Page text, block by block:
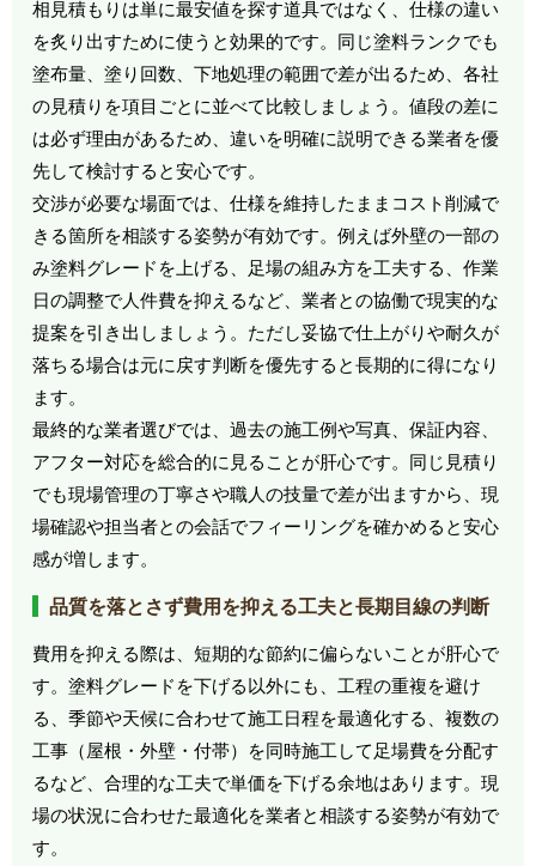
相見積もりは単に最安値を探す道具ではなく、仕様の違い
を炙り出すために使うと効果的です。同じ塗料ランクでも
塗布量、塗り回数、下地処理の範囲で差が出るため、各社
の見積りを項目ごとに並べて比較しましょう。値段の差に
は必ず理由があるため、違いを明確に説明できる業者を優
先して検討すると安心です。
交渉が必要な場面では、仕様を維持したままコスト削減で
きる箇所を相談する姿勢が有効です。例えば外壁の一部の
み塗料グレードを上げる、足場の組み方を工夫する、作業
日の調整で人件費を抑えるなど、業者との協働で現実的な
提案を引き出しましょう。ただし妥協で仕上がりや耐久が
落ちる場合は元に戻す判断を優先すると長期的に得になり
ます。
最終的な業者選びでは、過去の施工例や写真、保証内容、
アフター対応を総合的に見ることが肝心です。同じ見積り
でも現場管理の丁寧さや職人の技量で差が出ますから、現
場確認や担当者との会話でフィーリングを確かめると安心
感が増します。
品質を落とさず費用を抑える工夫と長期目線の判断
費用を抑える際は、短期的な節約に偏らないことが肝心で
す。塗料グレードを下げる以外にも、工程の重複を避け
る、季節や天候に合わせて施工日程を最適化する、複数の
工事（屋根・外壁・付帯）を同時施工して足場費を分配す
るなど、合理的な工夫で単価を下げる余地はあります。現
場の状況に合わせた最適化を業者と相談する姿勢が有効で
す。